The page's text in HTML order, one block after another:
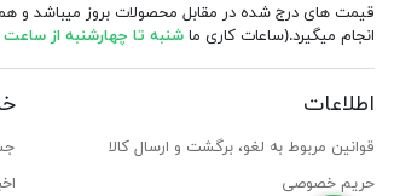
قیمت های درج شده در مقابل محصولات بروز میباشد و
انجام میگیرد.(ساعات کاری ما شنبه تا چهارشنبه از ساعت 9 الی 17
اطلاعات
قوانین مربوط به لغو، برگشت و ارسال کالا
حریم خصوصی